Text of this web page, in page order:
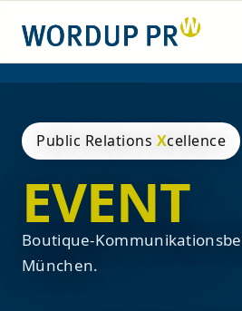
Inhalt
springen
Public Relations Xcellence
EVENT
Boutique-
München.